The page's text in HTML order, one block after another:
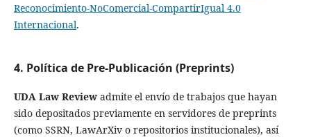
Reconocimiento-NoComercial-CompartirIgual 4.0
Internacional.
4. Política de Pre-Publicación (Preprints)
UDA Law Reviewadmite el envío de trabajos que hayan
sido depositados previamente en servidores de preprints
(como SSRN, LawArXiv o repositorios institucionales), así